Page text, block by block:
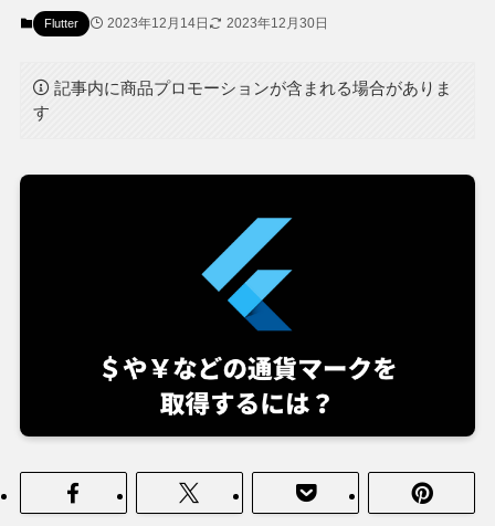
Flutter 2023年12月14日 2023年12月30日
記事内に商品プロモーションが含まれる場合がありま
す